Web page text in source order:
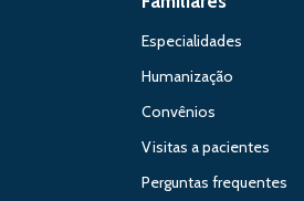
Especialidades
Humanização
Convênios
Visitas a pacientes
Perguntas frequentes